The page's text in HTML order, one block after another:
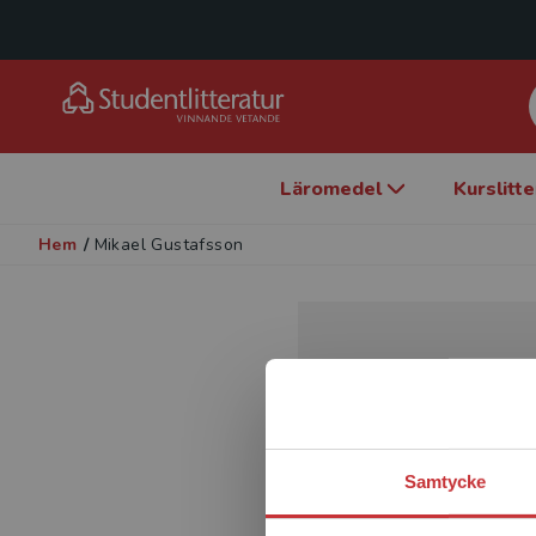
Samtycke
Läromedel
Hem / Mikael Gustafsson